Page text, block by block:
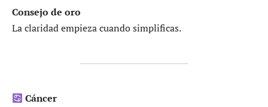
Consejo de oro
La claridad empieza cuando simplificas.
Cáncer